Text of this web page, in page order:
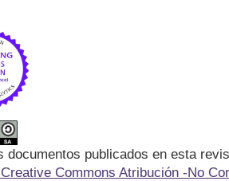
documentos publicados en esta
Commons Atribución -No